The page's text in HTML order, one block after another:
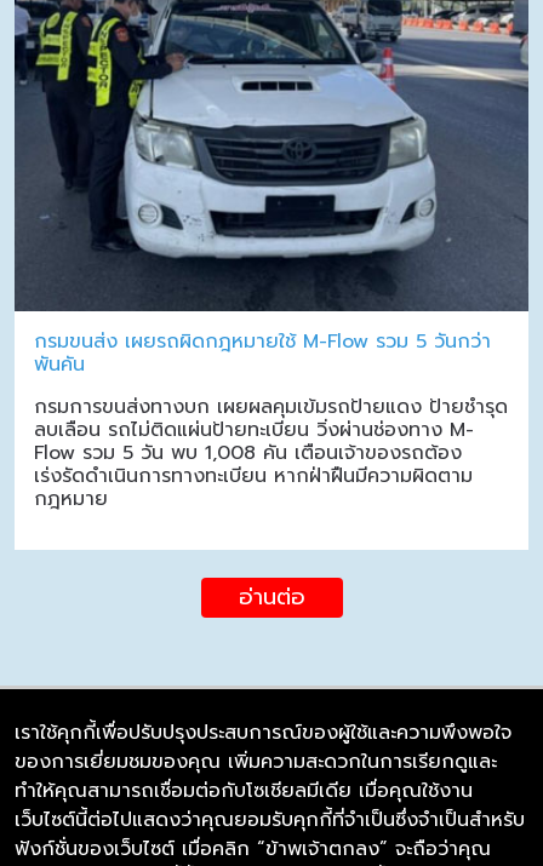
กรมขนส่ง เผยรถผิดกฎหมายใช้ M-Flow รวม 5 วันกว่า
พันคัน
กรมการขนส่งทางบก เผยผลคุมเข้มรถป้ายแดง ป้ายชำรุด
ลบเลือน รถไม่ติดแผ่นป้ายทะเบียน วิ่งผ่านช่องทาง M-
Flow รวม 5 วัน พบ 1,008 คัน เตือนเจ้าของรถต้อง
เร่งรัดดำเนินการทางทะเบียน หากฝ่าฝืนมีความผิดตาม
กฎหมาย
อ่านต่อ
บริษัท ซิมลิงค์ จำกัด
98/226 Bangrakyai-Baanmai Road,
Bangyai, Nonthaburi 11140
เราใช้คุกกี้เพื่อปรับปรุงประสบการณ์ของผู้ใช้และความพึงพอใจ
ของการเยี่ยมชมของคุณ เพิ่มความสะดวกในการเรียกดูและ
ทำให้คุณสามารถเชื่อมต่อกับโซเชียลมีเดีย เมื่อคุณใช้งาน
เว็บไซต์นี้ต่อไปแสดงว่าคุณยอมรับคุกกี้ที่จำเป็นซึ่งจำเป็นสำหรับ
ฟังก์ชั่นของเว็บไซต์ เมื่อคลิก “ข้าพเจ้าตกลง” จะถือว่าคุณ